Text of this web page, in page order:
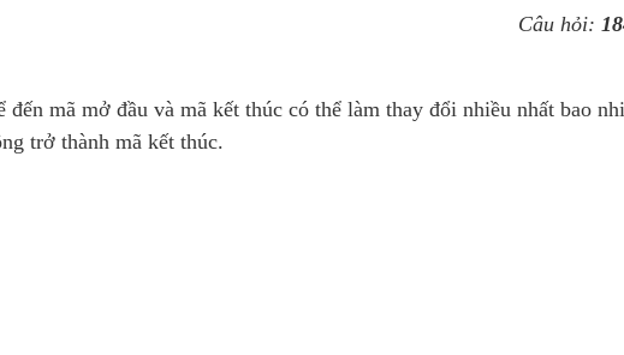
Câu hỏi:
mã mở đầu và mã kết thúc có thể làm thay đổi nhiều nhất bao
trở thành mã kết thúc.